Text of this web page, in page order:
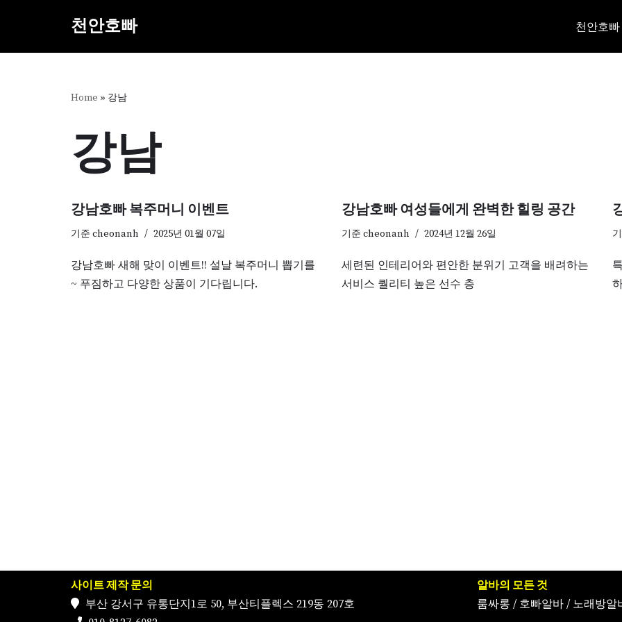
텐
천안호빠 천안호빠
Home » 강남
강남
강남호빠 복주머니 이벤트
기준 cheonanh 2025년 01월 07일
강남호빠 새해 맞이 이벤트!! 설날 복주머니 뽑기를
~ 푸짐하고 다양한 상품이 기다립니다.
강남호빠 여성들에게 완벽한 힐링 공간
기준 cheonanh 2024년 12월 26일
세련된 인테리어와 편안한 분위기 고객을 배려하는
서비스 퀄리티 높은 선수 층
사이트 제작 문의
부산 강서구 유통단지1로 50, 부산티플렉스 219동 207호
알바의 모든 것
룸싸롱 / 호빠알바 / 노래방알